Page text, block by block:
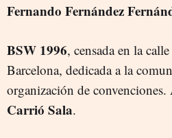
Fernando Fernández
BSW 1996, censada en la
Barcelona, dedicada a la
organización de
Carrió Sala.